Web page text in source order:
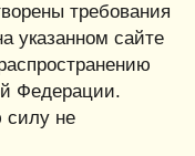
требования
указанном сайте
Федерации.
силу не